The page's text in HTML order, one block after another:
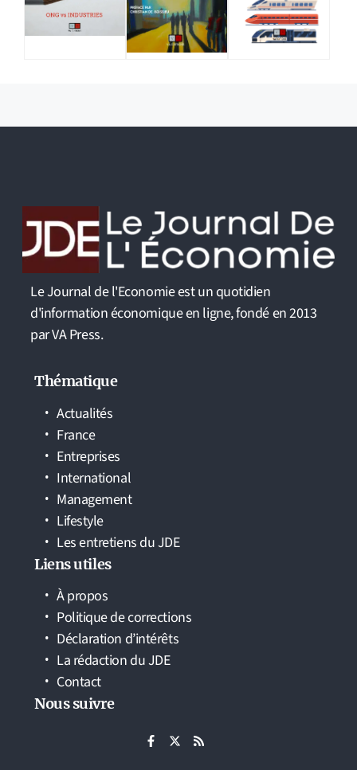
Le Journal de l'Economie est un quotidien
d'information économique en ligne, fondé en 2013
par VA Press.
Thématique
Actualités
France
Entreprises
International
Management
Lifestyle
Les entretiens du JDE
Liens utiles
À propos
Politique de corrections
Déclaration d’intérêts
La rédaction du JDE
Contact
Nous suivre